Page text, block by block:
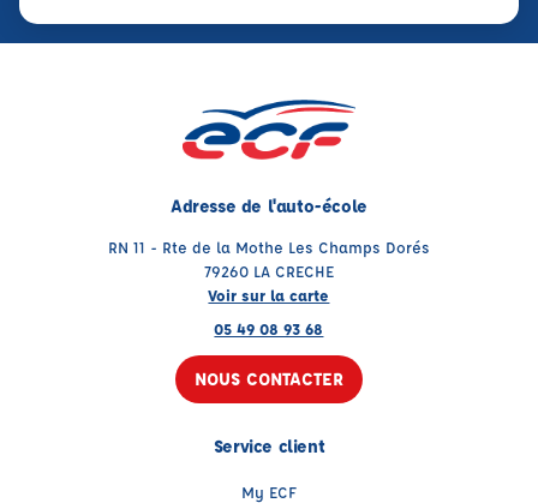
Adresse de l'auto-école
RN 11 - Rte de la Mothe Les Champs Dorés
79260 LA CRECHE
Voir sur la carte
05 49 08 93 68
NOUS CONTACTER
Service client
My ECF